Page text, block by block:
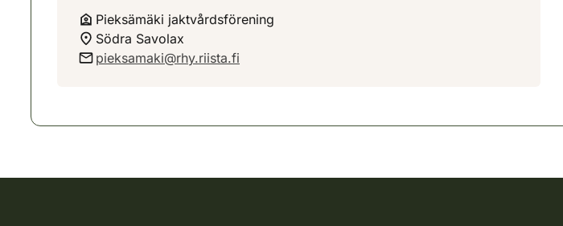
Pieksämäki jaktvårdsförening
Södra Savolax
pieksamaki@rhy.riista.fi